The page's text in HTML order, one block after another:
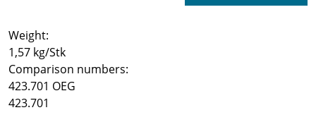
Weight:
1,57 kg/Stk
Comparison numbers:
423.701 OEG
423.701